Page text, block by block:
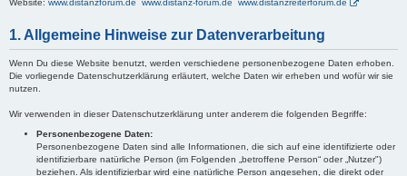
Website: www.distanzforum.de www.distanz-forum.de www.distanzreiterforum.de
1. Allgemeine Hinweise zur Datenverarbeitung
Wenn Du diese Website benutzt, werden verschiedene personenbezogene Daten erhoben.
Die vorliegende Datenschutzerklärung erläutert, welche Daten wir erheben und wofür wir sie
nutzen.
Wir verwenden in dieser Datenschutzerklärung unter anderem die folgenden Begriffe:
Personenbezogene Daten:
Personenbezogene Daten sind alle Informationen, die sich auf eine identifizierte oder
identifizierbare natürliche Person (im Folgenden „betroffene Person“ oder „Nutzer")
beziehen. Als identifizierbar wird eine natürliche Person angesehen, die direkt oder